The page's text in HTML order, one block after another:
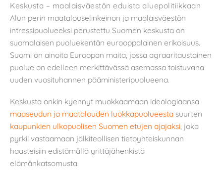
Keskusta – maalaisväestön eduista aluepolitiikkaan
Alun perin maatalouselinkeinon ja maalaisväestön
intressipuolueeksi perustettu Suomen keskusta on
suomalaisen puoluekentän eurooppalainen erikoisuus.
Suomi on ainoita Euroopan maita, jossa agraaritaustainen
puolue on edelleen merkittävässä asemassa toistuvana
uuden vuosituhannen pääministeripuolueena.
Keskusta onkin kyennyt muokkaamaan ideologiaansa
maaseudun ja maatalouden luokkapuolueesta suurten
kaupunkien ulkopuolisen Suomen etujen ajajaksi , joka
pyrkii vastaamaan jälkiteollisen tietoyhteiskunnan
haasteisiin edistämällä yrittäjähenkistä
elämänkatsomusta.